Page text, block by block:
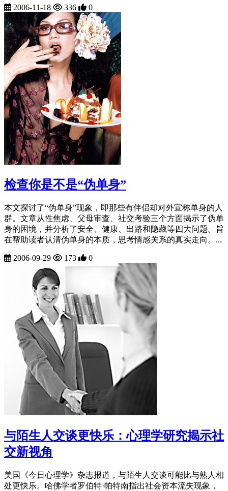
2006-11-18 336 0
检查你是不是“伪单身”
本文探讨了“伪单身”现象，即那些有伴侣却对外宣称单身的人
群。文章从性焦虑、父母审查、社交考验三个方面揭示了伪单
身的困境，并分析了安全、健康、出路和隐藏等四大问题。旨
在帮助读者认清伪单身的本质，思考情感关系的真实走向。...
2006-09-29 173 0
与陌生人交谈更快乐：心理学研究揭示社
交新视角
美国《今日心理学》杂志报道，与陌生人交谈可能比与熟人相
处更快乐。哈佛学者罗伯特·帕特南指出社会资本流失现象，